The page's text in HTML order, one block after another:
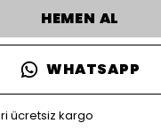
HEMEN AL
WHATSAPP
ücretsiz kargo